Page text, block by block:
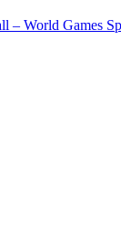
– World Games